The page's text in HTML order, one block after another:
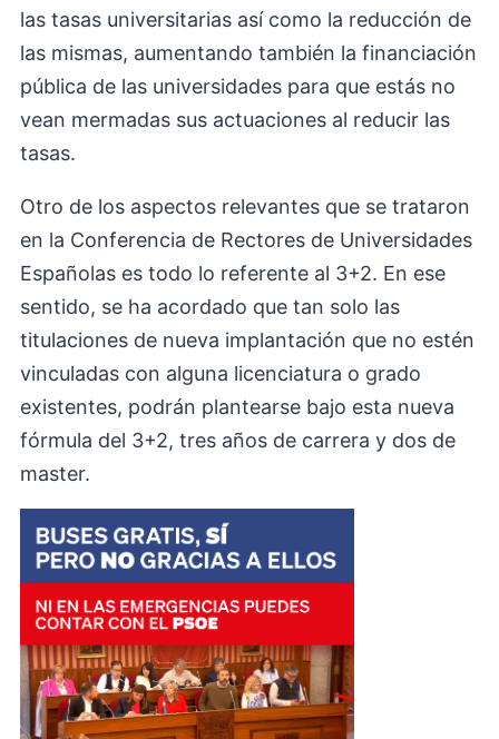
las tasas universitarias así como la reducción de
las mismas, aumentando también la financiación
pública de las universidades para que estás no
vean mermadas sus actuaciones al reducir las
tasas.
Otro de los aspectos relevantes que se trataron
en la Conferencia de Rectores de Universidades
Españolas es todo lo referente al 3+2. En ese
sentido, se ha acordado que tan solo las
titulaciones de nueva implantación que no estén
vinculadas con alguna licenciatura o grado
existentes, podrán plantearse bajo esta nueva
fórmula del 3+2, tres años de carrera y dos de
master.